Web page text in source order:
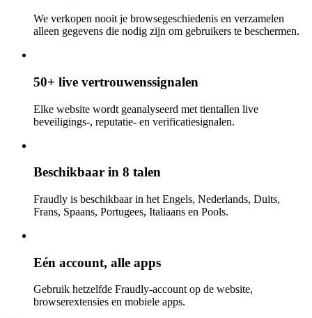
We verkopen nooit je browsegeschiedenis en verzamelen
alleen gegevens die nodig zijn om gebruikers te beschermen.
50+ live vertrouwenssignalen
Elke website wordt geanalyseerd met tientallen live
beveiligings-, reputatie- en verificatiesignalen.
Beschikbaar in 8 talen
Fraudly is beschikbaar in het Engels, Nederlands, Duits,
Frans, Spaans, Portugees, Italiaans en Pools.
Eén account, alle apps
Gebruik hetzelfde Fraudly-account op de website,
browserextensies en mobiele apps.